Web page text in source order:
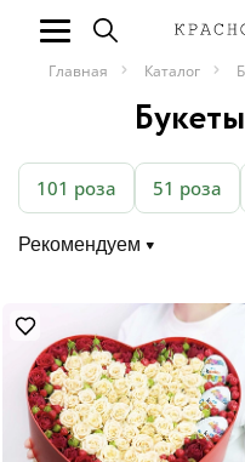
Главная Каталог
101 роза 51 роза
Рекомендуем